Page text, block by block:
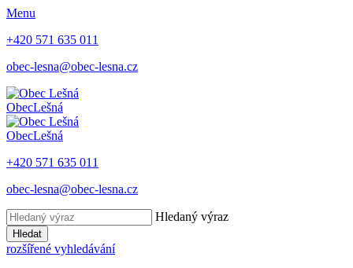
Menu
+420 571 635 011
obec-lesna@obec-lesna.cz
ObecLešná
ObecLešná
+420 571 635 011
obec-lesna@obec-lesna.cz
Hledaný výraz
Hledat
rozšířené vyhledávání